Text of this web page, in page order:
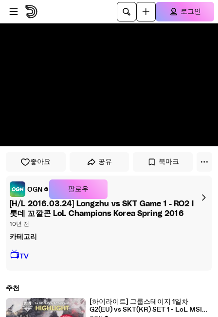
플레이어로 건너뛰기
본문으로 건너뛰기
로그인
좋아요 공유 북마크
OGN 팔로우
[H/L 2016.03.24] Longzhu vs SKT Game 1 - RO2 l
롯데 꼬깔콘 LoL Champions Korea Spring 2016
10년 전
카테고리
📺TV
추천
[하이라이트] 그룹스테이지 1일차
G2(EU) vs SKT(KR) SET 1 - LoL MSI